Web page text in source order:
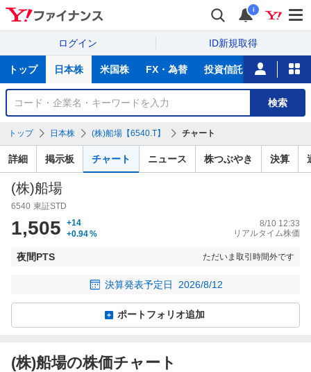
i
ログイン ID新規取得
サ
トップ 日本株 米国株 FX・為替 投資信託 ニュース
銘
検
索
検索
トップ 日本株 (株)船場【6540.T】 チャート
詳細 掲示板 チャート ニュース 株つぶやき 決算
(株)船場
6540 東証STD
1,505
+14
+0.94%
8/10 12:33
リアルタイム株価
夜間PTS ただいま取引時間外です
決算発表予定日 2026/8/12
ポートフォリオ追加
(株)船場の株価チャート